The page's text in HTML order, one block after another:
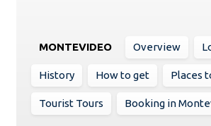
MONTEVIDEO Overview
History How to get Places
Tourist Tours Booking in